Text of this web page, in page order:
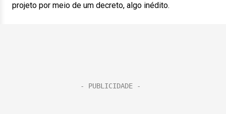
projeto por meio de um decreto, algo inédito.